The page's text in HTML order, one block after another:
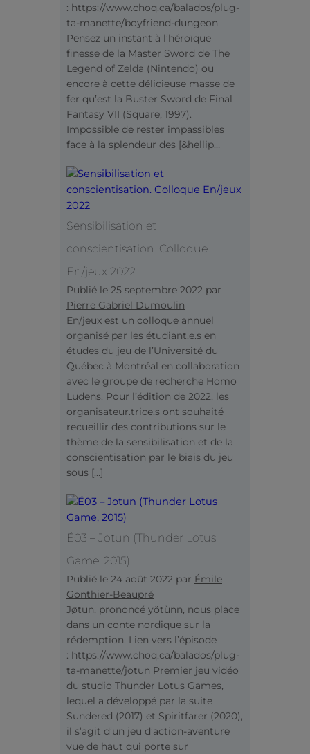
: https://www.choq.ca/balados/plug-
ta-manette/boyfriend-dungeon
Pensez un instant à l’héroïque
finesse de la Master Sword de The
Legend of Zelda (Nintendo) ou
encore à cette délicieuse masse de
fer qu’est la Buster Sword de Final
Fantasy VII (Square, 1997).
Impossible de rester impassibles
face à la splendeur des [&hellip…
Sensibilisation et
conscientisation. Colloque
En/jeux 2022
Publié le 25 septembre 2022 par
Pierre Gabriel Dumoulin
En/jeux est un colloque annuel
organisé par les étudiant.e.s en
études du jeu de l’Université du
Québec à Montréal en collaboration
avec le groupe de recherche Homo
Ludens. Pour l’édition de 2022, les
organisateur.trice.s ont souhaité
recueillir des contributions sur le
thème de la sensibilisation et de la
conscientisation par le biais du jeu
sous […]
É03 – Jotun (Thunder Lotus
Game, 2015)
Publié le 24 août 2022 par Émile
Gonthier-Beaupré
Jøtun, prononcé yötùnn, nous place
dans un conte nordique sur la
rédemption. Lien vers l’épisode
: https://www.choq.ca/balados/plug-
ta-manette/jotun Premier jeu vidéo
du studio Thunder Lotus Games,
lequel a développé par la suite
Sundered (2017) et Spiritfarer (2020),
il s’agit d’un jeu d’action-aventure
vue de haut qui porte sur